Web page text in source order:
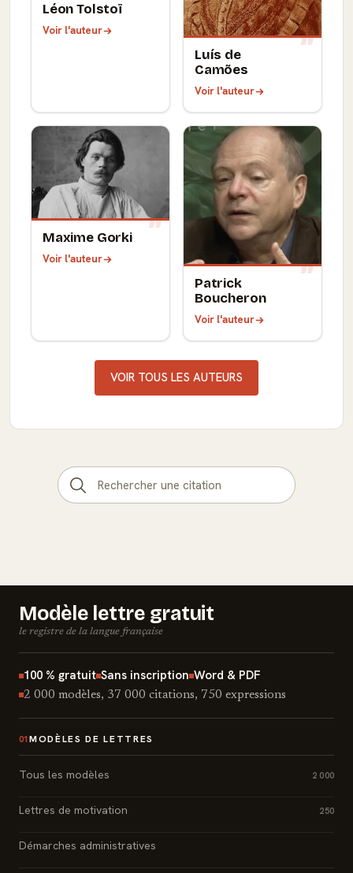
Léon Tolstoï
Voir l'auteur
Luís de
Camões
Voir l'auteur
Maxime Gorki
Voir l'auteur
Patrick
Boucheron
Voir l'auteur
VOIR TOUS LES AUTEURS
Modèle lettre gratuit
le registre de la langue française
100 % gratuit Sans inscription Word & PDF
2 000 modèles, 37 000 citations, 750 expressions
01 MODÈLES DE LETTRES
Tous les modèles 2 000
Lettres de motivation 250
Démarches administratives